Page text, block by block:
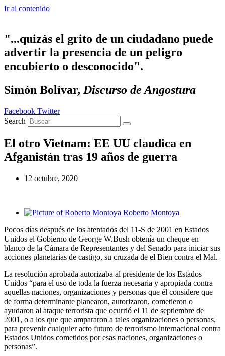
Ir al contenido
"...quizás el grito de un ciudadano puede
advertir la presencia de un peligro
encubierto o desconocido".
Simón Bolívar, Discurso de Angostura
Facebook Twitter
Search
El otro Vietnam: EE UU claudica en
Afganistán tras 19 años de guerra
12 octubre, 2020
Roberto Montoya
Pocos días después de los atentados del 11-S de 2001 en Estados
Unidos el Gobierno de George W.Bush obtenía un cheque en
blanco de la Cámara de Representantes y del Senado para iniciar sus
acciones planetarias de castigo, su cruzada de el Bien contra el Mal.
La resolución aprobada autorizaba al presidente de los Estados
Unidos “para el uso de toda la fuerza necesaria y apropiada contra
aquellas naciones, organizaciones y personas que él considere que
de forma determinante planearon, autorizaron, cometieron o
ayudaron al ataque terrorista que ocurrió el 11 de septiembre de
2001, o a los que que ampararon a tales organizaciones o personas,
para prevenir cualquier acto futuro de terrorismo internacional contra
Estados Unidos cometidos por esas naciones, organizaciones o
personas”.